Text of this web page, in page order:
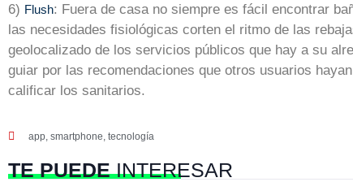
6) Flush: Fuera de casa no siempre es fácil encontrar
las necesidades fisiológicas corten el ritmo de las
geolocalizado de los servicios públicos que hay a su
guiar por las recomendaciones que otros usuarios
calificar los sanitarios.
app smartphone tecnología
TE PUEDEINTERESAR